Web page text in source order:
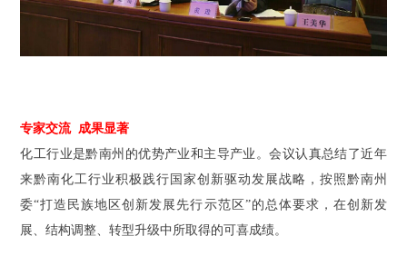
专家交流 成果显著
化工行业是黔南州的优势产业和主导产业。会议认真总结了近年
来黔南化工行业积极践行国家创新驱动发展战略，按照黔南州
委“打造民族地区创新发展先行示范区”的总体要求，在创新发
展、结构调整、转型升级中所取得的可喜成绩。